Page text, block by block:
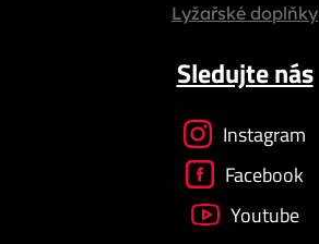
Lyžařské doplňky
Sledujte nás
Instagram
Facebook
Youtube